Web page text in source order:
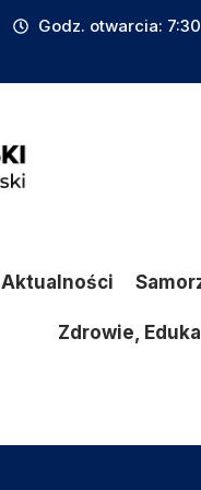
Godz. otwarcia:
Aktualności
Zdrowie,